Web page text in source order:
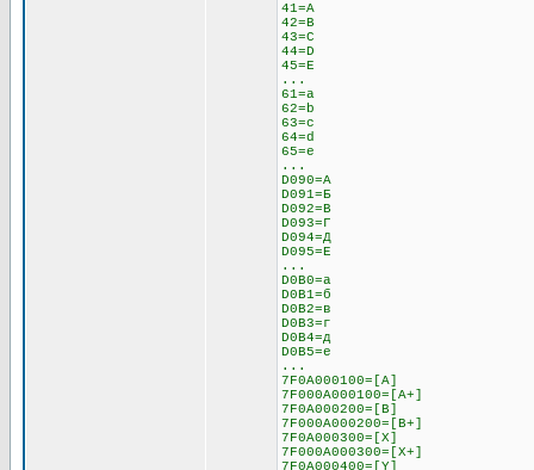
41=A
42=B
43=C
44=D
45=E
...
61=a
62=b
63=c
64=d
65=e
...
D090=А
D091=Б
D092=В
D093=Г
D094=Д
D095=Е
...
D0B0=а
D0B1=б
D0B2=в
D0B3=г
D0B4=д
D0B5=е
...
7F0A000100=[A]
7F000A000100=[A+]
7F0A000200=[B]
7F000A000200=[B+]
7F0A000300=[X]
7F000A000300=[X+]
7F0A000400=[Y]